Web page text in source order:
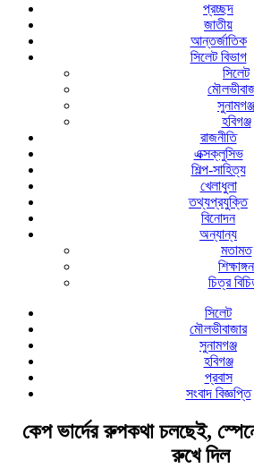
প্রচ্ছদ
জাতীয়
আন্তর্জাতিক
সিলেট বিভাগ
সিলেট
সুনামগঞ্জ
হবিগঞ্জ
রাজনীতি
এক্সক্লুসিভ
শিল্প-সাহিত্য
খেলাধুলা
তথ্যপ্রযুক্তি
বিনোদন
অন্যান্য
মতামত
শিক্ষাঙ্গন
চিত্র
সিলেট
মৌলভীবাজার
সুনামগঞ্জ
হবিগঞ্জ
প্রবাস
সংবাদ বিজ্ঞপ্তি
কেপ ভার্দের রুপকথা চলছেই,
রুখে দিল